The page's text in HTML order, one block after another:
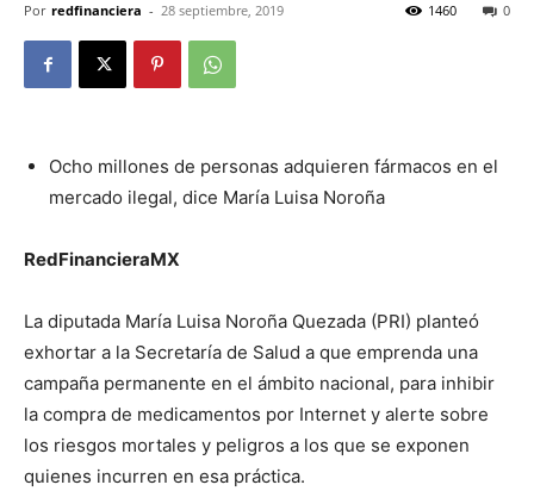
Por redfinanciera - 28 septiembre, 2019 0
1460
Ocho millones de personas adquieren fármacos en el
mercado ilegal, dice María Luisa Noroña
RedFinancieraMX
La diputada María Luisa Noroña Quezada (PRI) planteó
exhortar a la Secretaría de Salud a que emprenda una
campaña permanente en el ámbito nacional, para inhibir
la compra de medicamentos por Internet y alerte sobre
los riesgos mortales y peligros a los que se exponen
quienes incurren en esa práctica.